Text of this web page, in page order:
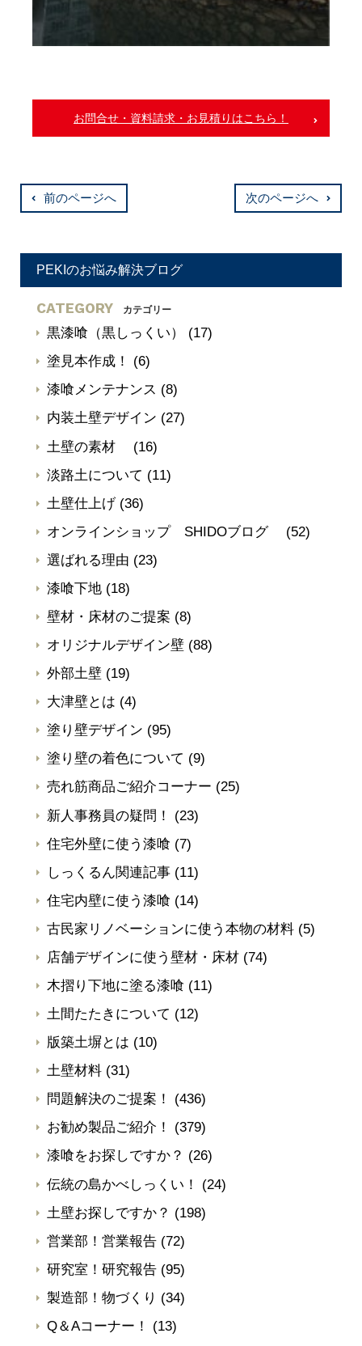
お問合せ・資料請求・お見積りはこちら！
前のページへ 次のページへ
PEKIのお悩み解決ブログ
CATEGORY カテゴリー
黒漆喰（黒しっくい）
(17)
塗見本作成！
(6)
漆喰メンテナンス (8)
内装土壁デザイン (27)
土壁の素材
(16)
淡路土について (11)
土壁仕上げ(36)
オンラインショップ SHIDOブログ
(52)
選ばれる理由 (23)
漆喰下地 (18)
壁材・床材のご提案 (8)
オリジナルデザイン壁 (88)
外部土壁 (19)
大津壁とは (4)
塗り壁デザイン (95)
塗り壁の着色について (9)
売れ筋商品ご紹介コーナー (25)
新人事務員の疑問！
(23)
住宅外壁に使う漆喰 (7)
しっくるん関連記事 (11)
住宅内壁に使う漆喰 (14)
古民家リノベーションに使う本物の材料 (5)
店舗デザインに使う壁材・床材 (74)
木摺り下地に塗る漆喰 (11)
土間たたきについて (12)
版築土塀とは (10)
土壁材料 (31)
問題解決のご提案！
(436)
お勧め製品ご紹介！
(379)
漆喰をお探しですか？ (26)
伝統の島かべしっくい！
(24)
土壁お探しですか？ (198)
営業部！営業報告 (72)
研究室！研究報告 (95)
製造部！物づくり (34)
Q＆Aコーナー！
(13)